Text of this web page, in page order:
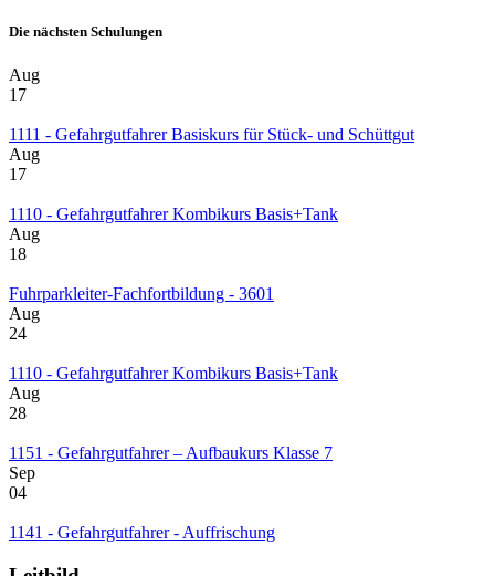
Die nächsten Schulungen
Aug
17
1111 - Gefahrgutfahrer Basiskurs für Stück- und Schüttgut
Aug
17
1110 - Gefahrgutfahrer Kombikurs Basis+Tank
Aug
18
Fuhrparkleiter-Fachfortbildung - 3601
Aug
24
1110 - Gefahrgutfahrer Kombikurs Basis+Tank
Aug
28
1151 - Gefahrgutfahrer – Aufbaukurs Klasse 7
Sep
04
1141 - Gefahrgutfahrer - Auffrischung